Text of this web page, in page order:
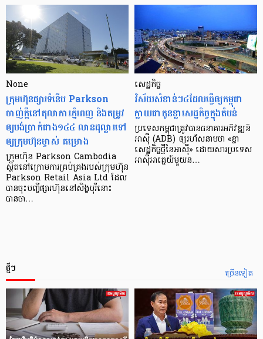
None
ក្រុមហ៊ុនផ្សារទំនើប Parkson
ចាញ់ក្ដីនៅតុលាការភ្នំពេញ និងតម្រូវ
ឲ្យបង់ប្រាក់ជាង១៤៤ លានដុល្លារទៅ
ឲ្យក្រុមហ៊ុនម្ចាស់ គម្រោង
ក្រុមហ៊ុន Parkson Cambodia
ស្ថិតនៅក្រោមការគ្រប់គ្រងរបស់ក្រុមហ៊ុន
Parkson Retail Asia Ltd ដែល
បានចុះបញ្ចីផ្សារហ៊ុននៅសិង្ហបុរីនោះ
បានចា…
សេដ្ឋកិច្ច​
វិស័យ​សំខាន់ៗ​៤​ដែល​ធ្វើ​ឲ្យ​កម្ពុជា​
ក្លាយ​ជា​កូន​ខ្លា​សេដ្ឋកិច្ច​ក្នុង​តំបន់
ប្រទេស​កម្ពុជា​ត្រូវ​បាន​ធនាគារ​អភិវឌ្ឍន៍​
អាស៊ី (ADB) ឲ្យ​រហ័ស​នាមថា «ខ្លា​
សេដ្ឋកិច្ច​ថ្មី​នៃ​អាស៊ី» ដោយសារ​ប្រទេស​
អាស៊ី​អាគ្នេយ៍​មួយ​ន…
ច្រើនទៀត
ថ្មីៗ